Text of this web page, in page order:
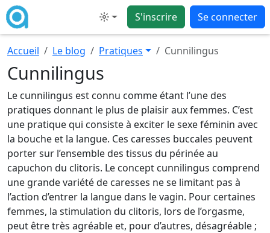
Mode S'inscrire Se connecter
Accueil Le blog Pratiques Cunnilingus
Cunnilingus
Le cunnilingus est connu comme étant l’une des
pratiques donnant le plus de plaisir aux femmes. C’est
une pratique qui consiste à exciter le sexe féminin avec
la bouche et la langue. Ces caresses buccales peuvent
porter sur l’ensemble des tissus du périnée au
capuchon du clitoris. Le concept cunnilingus comprend
une grande variété de caresses ne se limitant pas à
l’action d’entrer la langue dans le vagin. Pour certaines
femmes, la stimulation du clitoris, lors de l’orgasme,
peut être très agréable et, pour d’autres, désagréable ;